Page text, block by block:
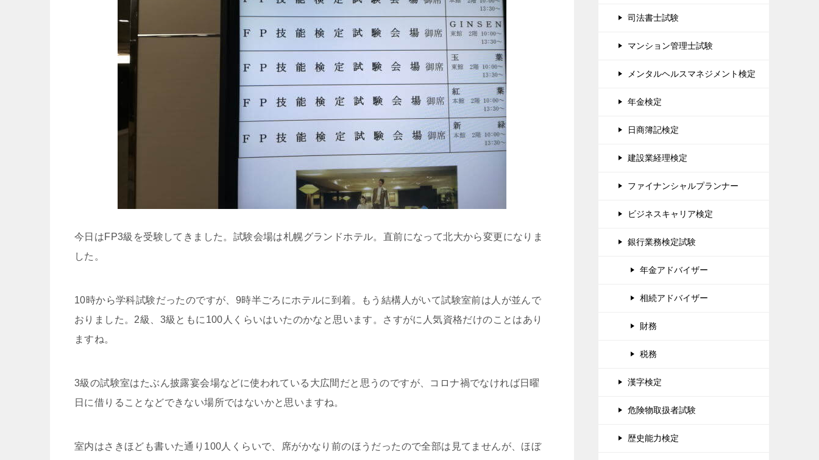
今日はFP3級を受験してきました。試験会場は札幌グランドホテル。直前になって北大から変更になりま
した。
10時から学科試験だったのですが、9時半ごろにホテルに到着。もう結構人がいて試験室前は人が並んで
おりました。2級、3級ともに100人くらいはいたのかなと思います。さすがに人気資格だけのことはあり
ますね。
3級の試験室はたぶん披露宴会場などに使われている大広間だと思うのですが、コロナ禍でなければ日曜
日に借りることなどできない場所ではないかと思いますね。
室内はさきほども書いた通り100人くらいで、席がかなり前のほうだったので全部は見てませんが、ほぼ
司法書士試験
マンション管理士試験
メンタルヘルスマネジメント検定
年金検定
日商簿記検定
建設業経理検定
ファイナンシャルプランナー
ビジネスキャリア検定
銀行業務検定試験
年金アドバイザー
相続アドバイザー
財務
税務
漢字検定
危険物取扱者試験
歴史能力検定